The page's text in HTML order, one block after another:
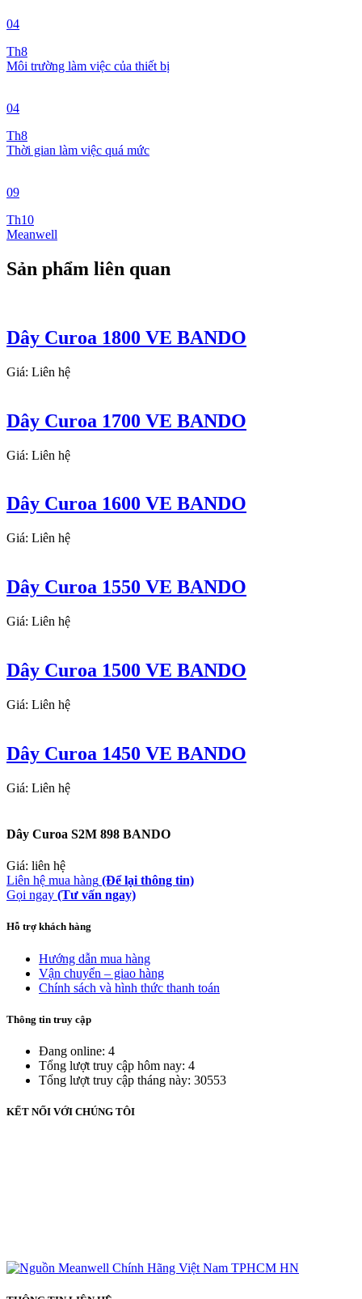
04
Th8
Môi trường làm việc của thiết bị
04
Th8
Thời gian làm việc quá mức
09
Th10
Meanwell
Sản phẩm liên quan
Dây Curoa 1800 VE BANDO
Giá: Liên hệ
Dây Curoa 1700 VE BANDO
Giá: Liên hệ
Dây Curoa 1600 VE BANDO
Giá: Liên hệ
Dây Curoa 1550 VE BANDO
Giá: Liên hệ
Dây Curoa 1500 VE BANDO
Giá: Liên hệ
Dây Curoa 1450 VE BANDO
Giá: Liên hệ
Dây Curoa S2M 898 BANDO
Giá: liên hệ
Liên hệ mua hàng (Để lại thông tin)
Gọi ngay (Tư vấn ngay)
Hỗ trợ khách hàng
Hướng dẫn mua hàng
Vận chuyển – giao hàng
Chính sách và hình thức thanh toán
Thông tin truy cập
Đang online: 4
Tổng lượt truy cập hôm nay: 4
Tổng lượt truy cập tháng này: 30553
KẾT NỐI VỚI CHÚNG TÔI